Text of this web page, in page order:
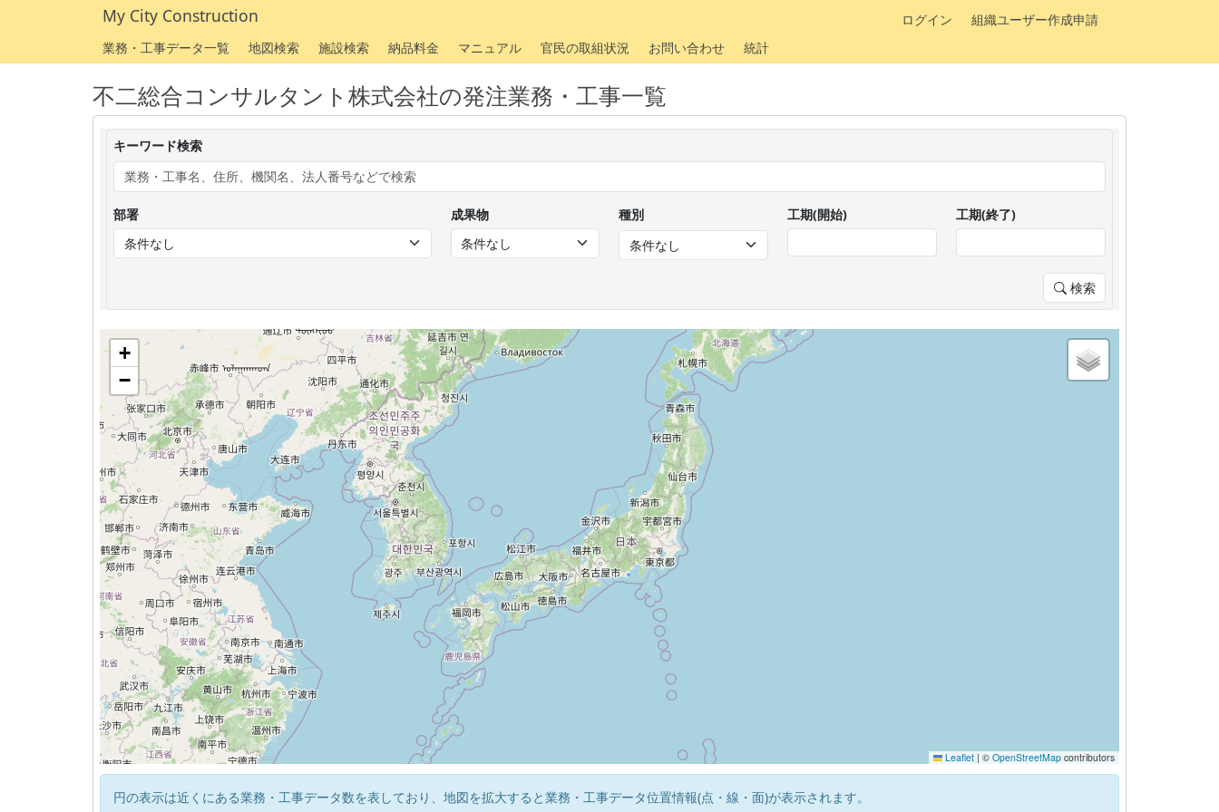
My City Construction ログイン
組織ユーザー作成申請
業務・工事データ一覧
地図検索 施設検索 納品料金 マニュアル 官民の取組状況 お問い合わせ 統計
不二総合コンサルタント株式会社の発注業務・工事一覧
キーワード検索
部署 成果物 種別 工期(開始) 工期(終了)
検索
+
−
Leaflet | © OpenStreetMap contributors
円の表示は近くにある業務・工事データ数を表しており、地図を拡大すると業務・工事データ位置情報(点・線・面)が表示されます。